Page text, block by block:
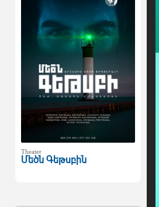
Theater
Մեծն Գեթսբին